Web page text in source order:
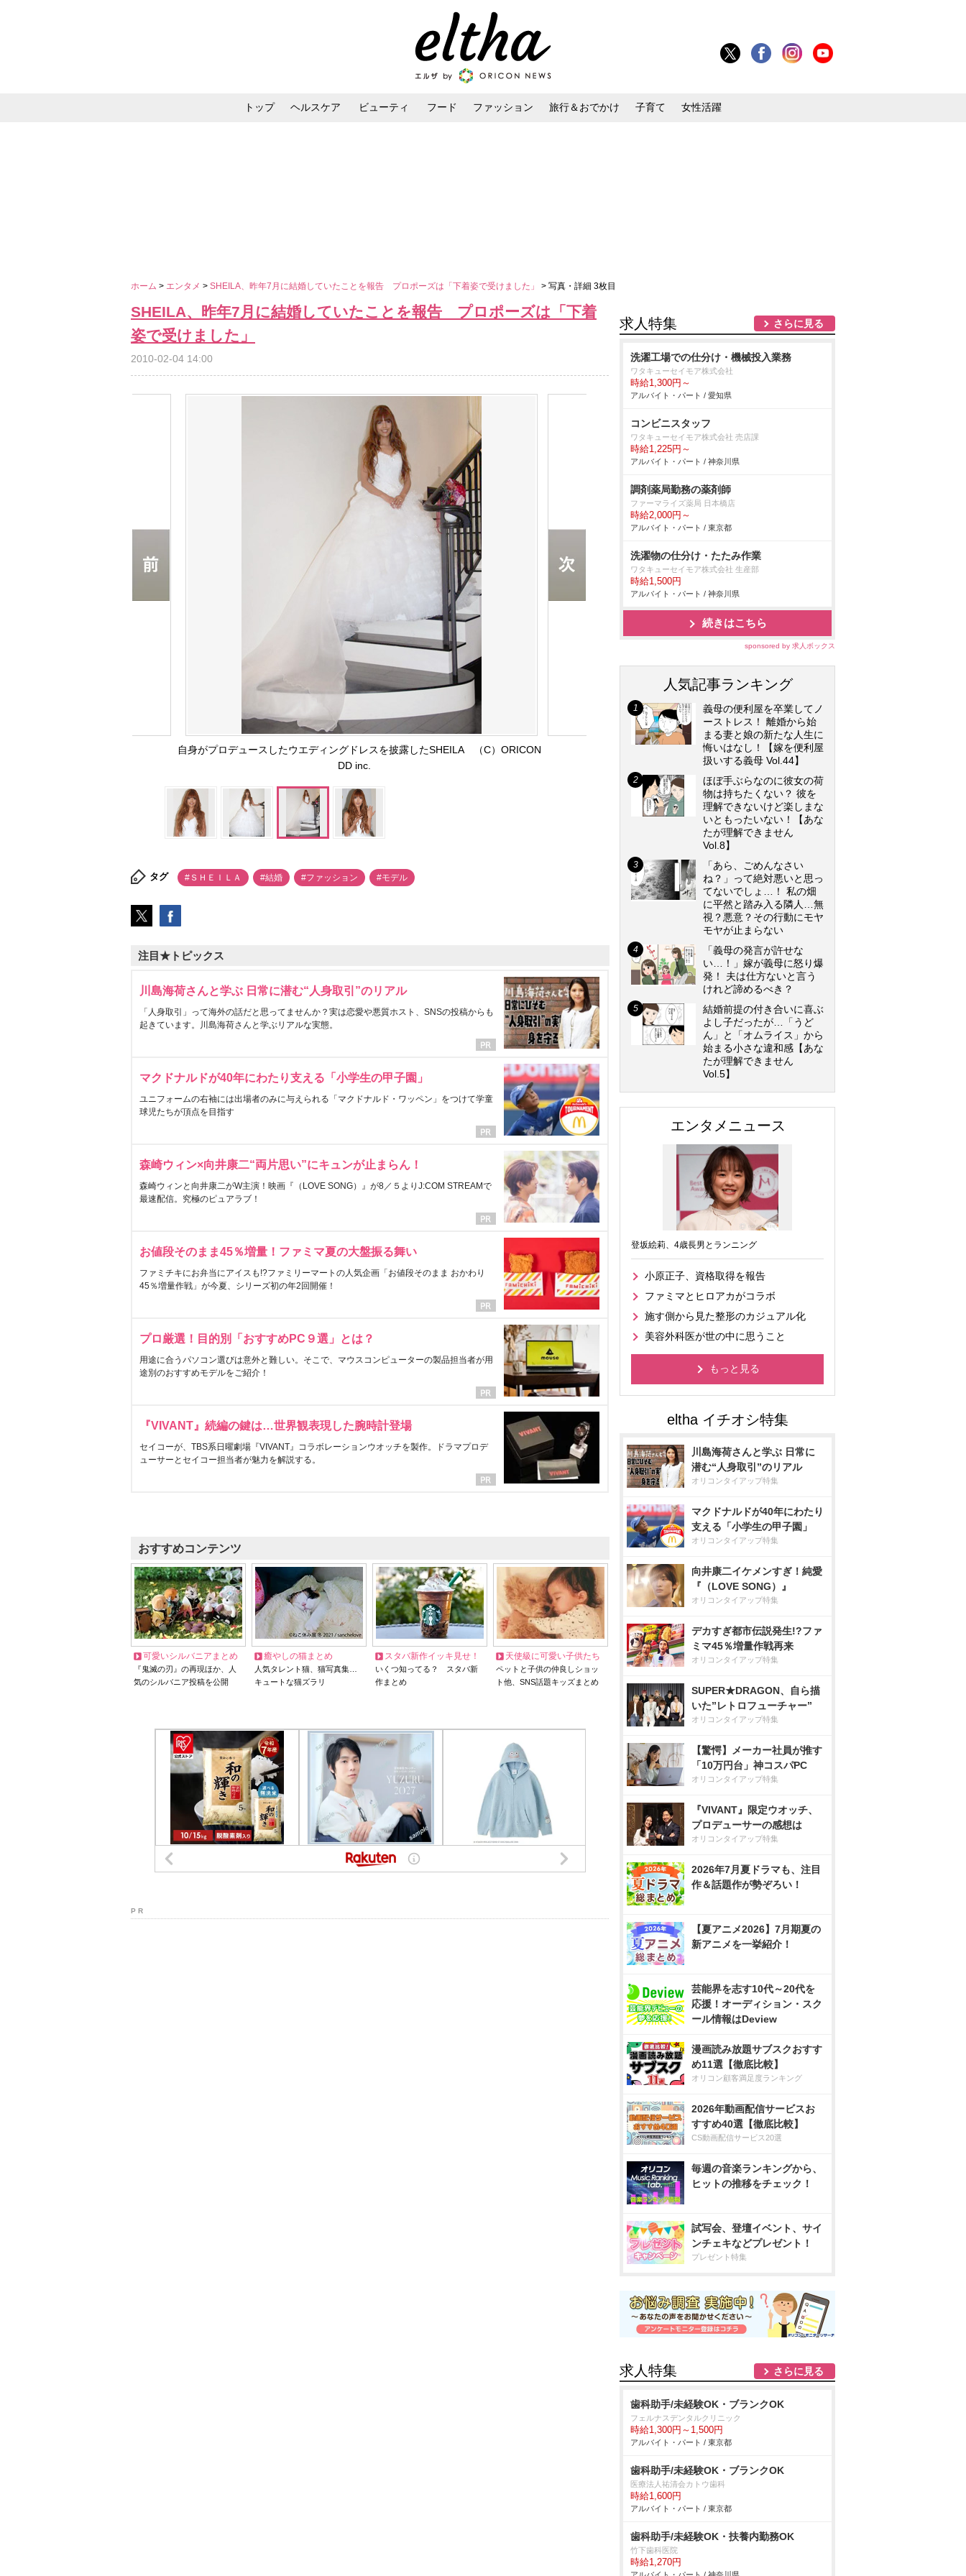
トップ ヘルスケア ビューティ フード ファッション 旅行＆おでかけ 子育て 女性活躍
ホーム > エンタメ > SHEILA、昨年7月に結婚していたことを報告 プロポーズは「下着姿で受けました」 > 写真・詳細 3枚目
SHEILA、昨年7月に結婚していたことを報告 プロポーズは「下着
姿で受けました」
2010-02-04 14:00
自身がプロデュースしたウエディングドレスを披露したSHEILA （C）ORICON
DD inc.
タグ #ＳＨＥＩＬＡ #結婚 #ファッション #モデル
注目★トピックス
川島海荷さんと学ぶ 日常に潜む“人身取引”のリアル
「人身取引」って海外の話だと思ってませんか？実は恋愛や悪質ホスト、SNSの投稿からも
起きています。川島海荷さんと学ぶリアルな実態。
マクドナルドが40年にわたり支える「小学生の甲子園」
ユニフォームの右袖には出場者のみに与えられる「マクドナルド・ワッペン」をつけて学童
球児たちが頂点を目指す
森崎ウィン×向井康二“両片思い”にキュンが止まらん！
森崎ウィンと向井康二がW主演！映画『（LOVE SONG）』が8／５よりJ:COM STREAMで
最速配信。究極のピュアラブ！
お値段そのまま45％増量！ファミマ夏の大盤振る舞い
ファミチキにお弁当にアイスも!?ファミリーマートの人気企画「お値段そのまま おかわり
45％増量作戦」が今夏、シリーズ初の年2回開催！
プロ厳選！目的別「おすすめPC９選」とは？
用途に合うパソコン選びは意外と難しい。そこで、マウスコンピューターの製品担当者が用
途別のおすすめモデルをご紹介！
『VIVANT』続編の鍵は…世界観表現した腕時計登場
セイコーが、TBS系日曜劇場『VIVANT』コラボレーションウオッチを製作。ドラマプロデ
ューサーとセイコー担当者が魅力を解説する。
おすすめコンテンツ
可愛いシルバニアまとめ
『鬼滅の刃』の再現ほか、人
気のシルバニア投稿を公開
癒やしの猫まとめ
人気タレント猫、猫写真集…
キュートな猫ズラリ
スタバ新作イッキ見せ！
いくつ知ってる？ スタバ新
作まとめ
天使級に可愛い子供たち
ペットと子供の仲良しショッ
ト他、SNS話題キッズまとめ
P R
求人特集 さらに見る
洗濯工場での仕分け・機械投入業務
ワタキューセイモア株式会社
時給1,300円～
アルバイト・パート / 愛知県
コンビニスタッフ
ワタキューセイモア株式会社 売店課
時給1,225円～
アルバイト・パート / 神奈川県
調剤薬局勤務の薬剤師
ファーマライズ薬局 日本橋店
時給2,000円～
アルバイト・パート / 東京都
洗濯物の仕分け・たたみ作業
ワタキューセイモア株式会社 生産部
時給1,500円
アルバイト・パート / 神奈川県
続きはこちら
sponsored by 求人ボックス
人気記事ランキング
義母の便利屋を卒業してノ
ーストレス！ 離婚から始
まる妻と娘の新たな人生に
悔いはなし！【嫁を便利屋
扱いする義母 Vol.44】
ほぼ手ぶらなのに彼女の荷
物は持ちたくない？ 彼を
理解できないけど楽しまな
いともったいない！【あな
たが理解できません
Vol.8】
「あら、ごめんなさい
ね？」って絶対悪いと思っ
てないでしょ…！ 私の畑
に平然と踏み入る隣人…無
視？悪意？その行動にモヤ
モヤが止まらない
「義母の発言が許せな
い…！」嫁が義母に怒り爆
発！ 夫は仕方ないと言う
けれど諦めるべき？
結婚前提の付き合いに喜ぶ
よし子だったが…「うど
ん」と「オムライス」から
始まる小さな違和感【あな
たが理解できません
Vol.5】
エンタメニュース
登坂絵莉、4歳長男とランニング
小原正子、資格取得を報告
ファミマとヒロアカがコラボ
施す側から見た整形のカジュアル化
美容外科医が世の中に思うこと
もっと見る
川島海荷さんと学ぶ 日常に
潜む“人身取引”のリアル
オリコンタイアップ特集
マクドナルドが40年にわたり
支える「小学生の甲子園」
オリコンタイアップ特集
向井康二イケメンすぎ！純愛
『（LOVE SONG）』
オリコンタイアップ特集
デカすぎ都市伝説発生!?ファ
ミマ45％増量作戦再来
オリコンタイアップ特集
SUPER★DRAGON、自ら描
いた”レトロフューチャー”
オリコンタイアップ特集
【驚愕】メーカー社員が推す
「10万円台」神コスパPC
オリコンタイアップ特集
『VIVANT』限定ウオッチ、
プロデューサーの感想は
オリコンタイアップ特集
2026年7月夏ドラマも、注目
作＆話題作が勢ぞろい！
【夏アニメ2026】7月期夏の
新アニメを一挙紹介！
芸能界を志す10代～20代を
応援！オーディション・スク
ール情報はDeview
漫画読み放題サブスクおすす
め11選【徹底比較】
オリコン顧客満足度ランキング
2026年動画配信サービスお
すすめ40選【徹底比較】
CS動画配信サービス20選
毎週の音楽ランキングから、
ヒットの推移をチェック！
試写会、登壇イベント、サイ
ンチェキなどプレゼント！
プレゼント特集
求人特集 さらに見る
歯科助手/未経験OK・ブランクOK
フェルナスデンタルクリニック
時給1,300円～1,500円
アルバイト・パート / 東京都
歯科助手/未経験OK・ブランクOK
医療法人祐清会カトウ歯科
時給1,600円
アルバイト・パート / 東京都
歯科助手/未経験OK・扶養内勤務OK
竹下歯科医院
時給1,270円